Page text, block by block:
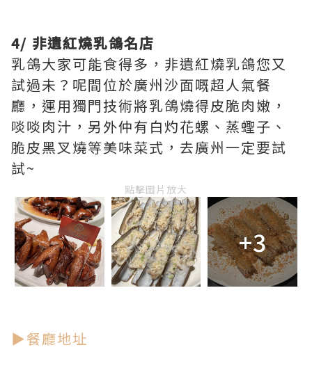
4/ 非遺紅燒乳鴿名店
乳鴿大家可能食得多，非遺紅燒乳鴿您又
試過未？呢間位於廣州沙面嘅超人氣餐
廳，運用獨門技術將乳鴿燒得皮脆肉嫩，
啖啖肉汁，另外仲有白灼花螺、蒸蟶子、
脆皮黑叉燒等美味菜式，去廣州一定要試
試~
點擊圖片放大
+3
▶餐廳地址